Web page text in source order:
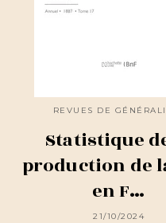
REVUES DE
Statistique
production de
en F…
21/10/2024